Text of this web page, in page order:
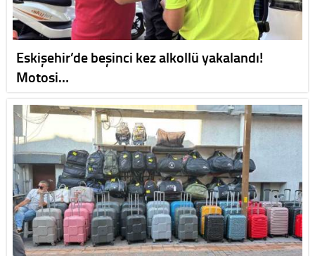
Eskişehir’de beşinci kez alkollü yakalandı!
Motosi…